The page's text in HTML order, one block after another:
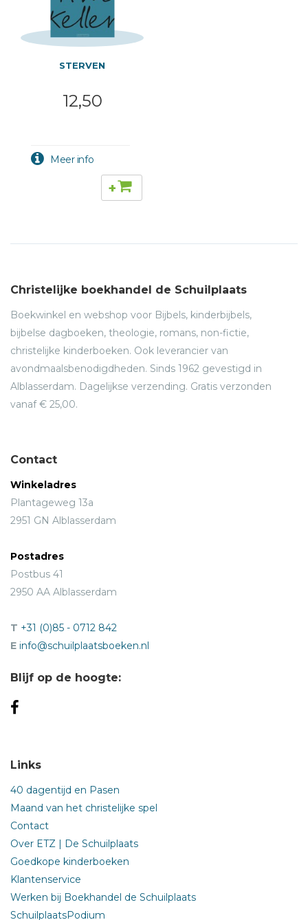
STERVEN
12,50
+
Christelijke boekhandel de Schuilplaats
Boekwinkel en webshop voor Bijbels, kinderbijbels,
bijbelse dagboeken, theologie, romans, non-fictie,
christelijke kinderboeken. Ook leverancier van
avondmaalsbenodigdheden. Sinds 1962 gevestigd in
Alblasserdam. Dagelijkse verzending. Gratis verzonden
vanaf € 25,00.
Contact
Winkeladres
Plantageweg 13a
2951 GN Alblasserdam
Postadres
Postbus 41
2950 AA Alblasserdam
T +31 (0)85 - 0712 842
E info@schuilplaatsboeken.nl
Blijf op de hoogte:
Links
40 dagentijd en Pasen
Maand van het christelijke spel
Contact
Over ETZ | De Schuilplaats
Goedkope kinderboeken
Klantenservice
Werken bij Boekhandel de Schuilplaats
SchuilplaatsPodium